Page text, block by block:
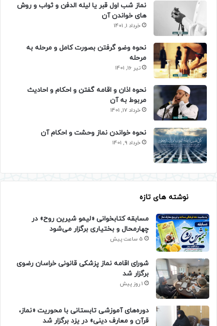
نماز شب اول قبر یا لیله الدفن و ثواب و روش
های خواندن آن
خرداد 1, 1401
نحوه وضو گرفتن بصورت کامل و مرحله به
مرحله
تیر 16, 1401
نحوه اذان و اقامه گفتن و احکام و احادیث
مربوط به آن
خرداد 17, 1401
نحوه خواندن نماز وحشت و احکام آن
خرداد 9, 1401
نوشته های تازه
مسابقه کتابخوانی «لیمو شیرین روح» در
چهارمحال و بختیاری برگزار می‌شود
5 ساعت پیش
شورای اقامه نماز پزشکی قانونی خراسان رضوی
برگزار شد
1 روز پیش
دوره‌های آموزشی تابستانی با محوریت «نماز،
قرآن و معارف دینی» در یزد برگزار شد